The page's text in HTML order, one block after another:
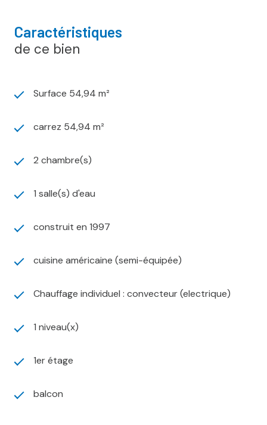
Caractéristiques
de ce bien
Surface 54,94 m²
carrez 54,94 m²
2 chambre(s)
1 salle(s) d'eau
construit en 1997
cuisine américaine (semi-équipée)
Chauffage individuel : convecteur (electrique)
1 niveau(x)
1er étage
balcon